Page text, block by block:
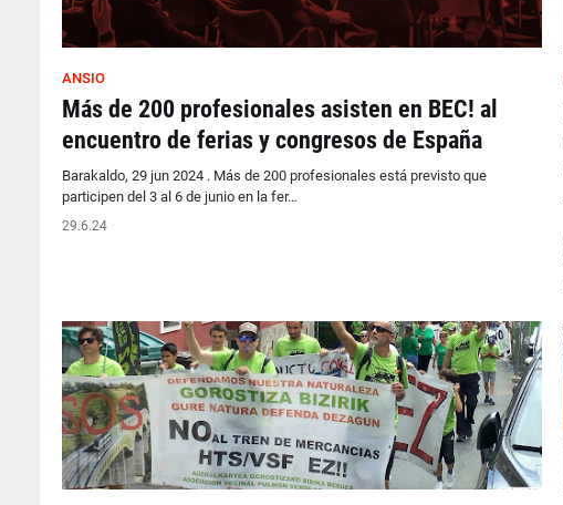
ANSIO
Más de 200 profesionales asisten en BEC! al
encuentro de ferias y congresos de España
Barakaldo, 29 jun 2024 . Más de 200 profesionales está previsto que
participen del 3 al 6 de junio en la fer…
29.6.24